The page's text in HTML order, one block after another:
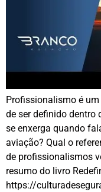
Profissionalismo é
de ser definido dentro
se enxerga quando
aviação? Qual o
de profissionalismos
resumo do livro
https://